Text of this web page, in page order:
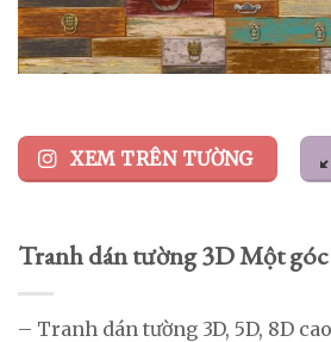
XEM TRÊN TƯỜNG
Tranh dán tường 3D Một
– Tranh dán tường 3D, 5D, 8D